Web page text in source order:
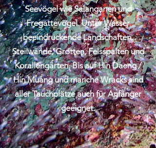
Seevögel wie Salanganen und
Fregattevögel. Unter Wasser
beeindruckende Landschaften,
Steilwände, Grotten, Felsspalten und
Korallengärten. Bis auf Hin Daeng /
Hin Muang und manche Wracks sind
aller Tauchplätze auch für Anfänger
geeignet.